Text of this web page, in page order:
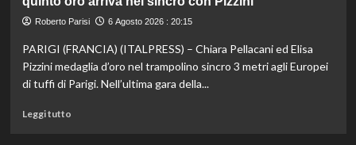
tra
i
agli
ottavi
Masters
1000
di
Roberto Parisi 6 Agosto 2026 : 20:15
PARIGI (FRANCIA) (ITALPRESS) – Chiara Pellacani ed Elisa
Pizzini medaglia d’oro nel trampolino sincro 3 metri agli Europei
di tuffi di Parigi. Nell’ultima gara della...
Leggi tuttoLeggi